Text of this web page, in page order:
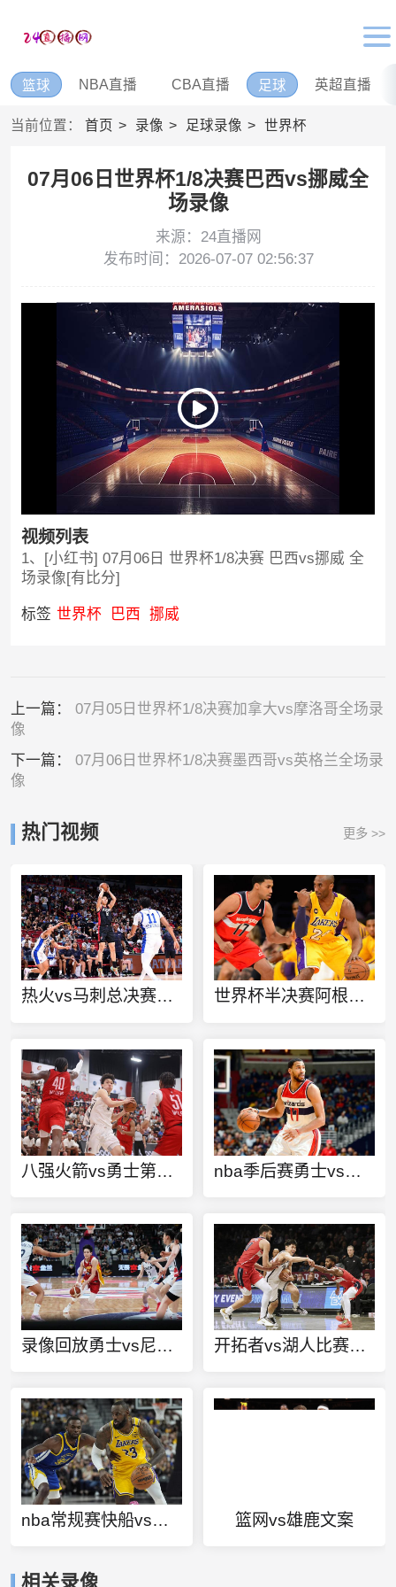
篮球 NBA直播 CBA直播 足球 英超直播
当前位置： 首页 录像 足球录像 世界杯
07月06日世界杯1/8决赛巴西vs挪威全
场录像
来源：24直播网
发布时间：2026-07-07 02:56:37
视频列表
1、[小红书] 07月06日 世界杯1/8决赛 巴西vs挪威 全
场录像[有比分]
标签 世界杯 巴西 挪威
上一篇： 07月05日世界杯1/8决赛加拿大vs摩洛哥全场录
像
下一篇： 07月06日世界杯1/8决赛墨西哥vs英格兰全场录
像
热门视频 更多 >>
热火vs马刺总决赛第6场录像 世界杯半决赛阿根廷vs克罗地亚
八强火箭vs勇士第三场 nba季后赛勇士vs雷霆6
录像回放勇士vs尼克斯 开拓者vs湖人比赛回放
nba常规赛快船vs热火 篮网vs雄鹿文案